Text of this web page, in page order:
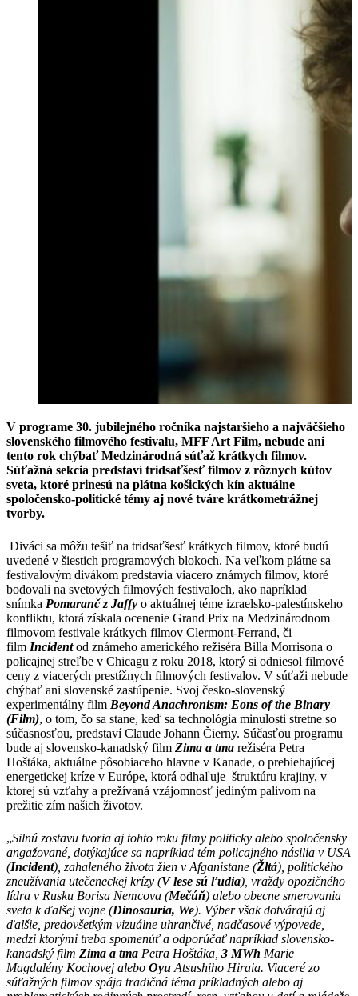
V programe 30. jubilejného ročníka najstaršieho a najväčšieho
slovenského filmového festivalu, MFF Art Film, nebude ani
tento rok chýbať Medzinárodná súťaž krátkych filmov.
Súťažná sekcia predstaví tridsaťšesť filmov z rôznych kútov
sveta, ktoré prinesú na plátna košických kín aktuálne
spoločensko-politické témy aj nové tváre krátkometrážnej
tvorby.
Diváci sa môžu tešiť na tridsaťšesť krátkych filmov, ktoré budú
uvedené v šiestich programových blokoch. Na veľkom plátne sa
festivalovým divákom predstavia viacero známych filmov, ktoré
bodovali na svetových filmových festivaloch, ako napríklad
snímka Pomaranč z Jaffy o aktuálnej téme izraelsko-palestínskeho
konfliktu, ktorá získala ocenenie Grand Prix na Medzinárodnom
filmovom festivale krátkych filmov Clermont-Ferrand, či
film Incidentod známeho amerického režiséra Billa Morrisona o
policajnej streľbe v Chicagu z roku 2018, ktorý si odniesol filmové
ceny z viacerých prestížnych filmových festivalov. V súťaži nebude
chýbať ani slovenské zastúpenie. Svoj česko-slovenský
experimentálny film Beyond Anachronism: Eons of the Binary
(Film), o tom, čo sa stane, keď sa technológia minulosti stretne so
súčasnosťou, predstaví Claude Johann Čierny. Súčasťou programu
bude aj slovensko-kanadský film Zima a tma režiséra Petra
Hoštáka, aktuálne pôsobiaceho hlavne v Kanade, o prebiehajúcej
energetickej kríze v Európe, ktorá odhaľuje štruktúru krajiny, v
ktorej sú vzťahy a prežívaná vzájomnosť jediným palivom na
prežitie zím našich životov.
„Silnú zostavu tvoria aj tohto roku filmy politicky alebo spoločensky
angažované, dotýkajúce sa napríklad tém policajného násilia v USA
(Incident), zahaleného života žien v Afganistane (Žltá), politického
zneužívania utečeneckej krízy (V lese sú ľudia), vraždy opozičného
lídra v Rusku Borisa Nemcova (Mečúň) alebo obecne smerovania
sveta k ďalšej vojne (Dinosauria, We). Výber však dotvárajú aj
ďalšie, predovšetkým vizuálne uhrančivé, nadčasové výpovede,
medzi ktorými treba spomenúť a odporúčať napríklad slovensko-
kanadský film Zima a tma Petra Hoštáka, 3 MWh Marie
Magdalény Kochovej alebo Oyu Atsushiho Hiraia. Viaceré zo
súťažných filmov spája tradičná téma príkladných alebo aj